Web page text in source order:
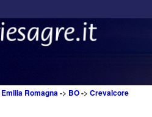
Emilia Romagna-> BO-> Crevalcore